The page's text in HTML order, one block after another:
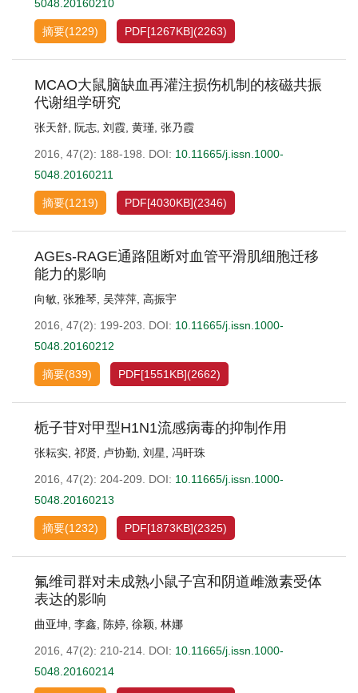
5048.20160210
摘要(1229) PDF[1267KB](2263)
MCAO大鼠脑缺血再灌注损伤机制的核磁共振
代谢组学研究
张天舒 阮志 刘霞 黄瑾 张乃霞
2016, 47(2): 188-198. DOI: 10.11665/j.issn.1000-
5048.20160211
摘要(1219) PDF[4030KB](2346)
AGEs-RAGE通路阻断对血管平滑肌细胞迁移
能力的影响
向敏 张雅琴 吴萍萍 高振宇
2016, 47(2): 199-203. DOI: 10.11665/j.issn.1000-
5048.20160212
摘要(839) PDF[1551KB](2662)
栀子苷对甲型H1N1流感病毒的抑制作用
张耘实 祁贤 卢协勤 刘星 冯旰珠
2016, 47(2): 204-209. DOI: 10.11665/j.issn.1000-
5048.20160213
摘要(1232) PDF[1873KB](2325)
氟维司群对未成熟小鼠子宫和阴道雌激素受体
表达的影响
曲亚坤 李鑫 陈婷 徐颖 林娜
2016, 47(2): 210-214. DOI: 10.11665/j.issn.1000-
5048.20160214